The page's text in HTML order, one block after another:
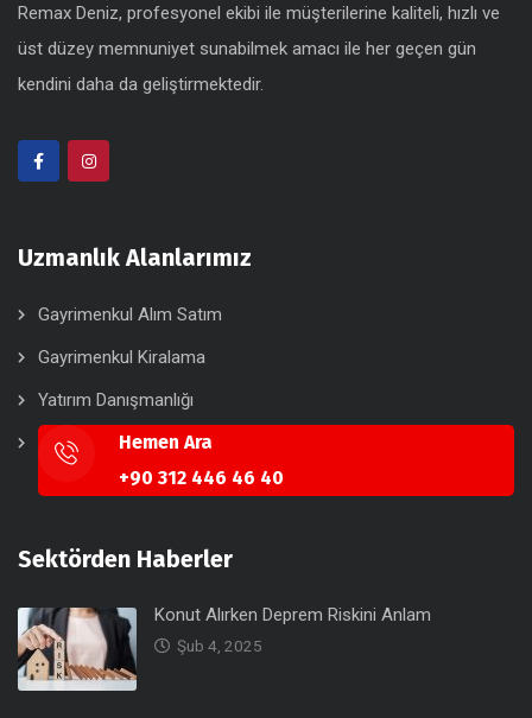
Remax Deniz, profesyonel ekibi ile müşterilerine kaliteli, hızlı ve
üst düzey memnuniyet sunabilmek amacı ile her geçen gün
kendini daha da geliştirmektedir.
Uzmanlık Alanlarımız
Gayrimenkul Alım Satım
Gayrimenkul Kiralama
Yatırım Danışmanlığı
Hemen Ara
+90 312 446 46 40
Sektörden Haberler
Konut Alırken Deprem Riskini Anlam
Şub 4, 2025